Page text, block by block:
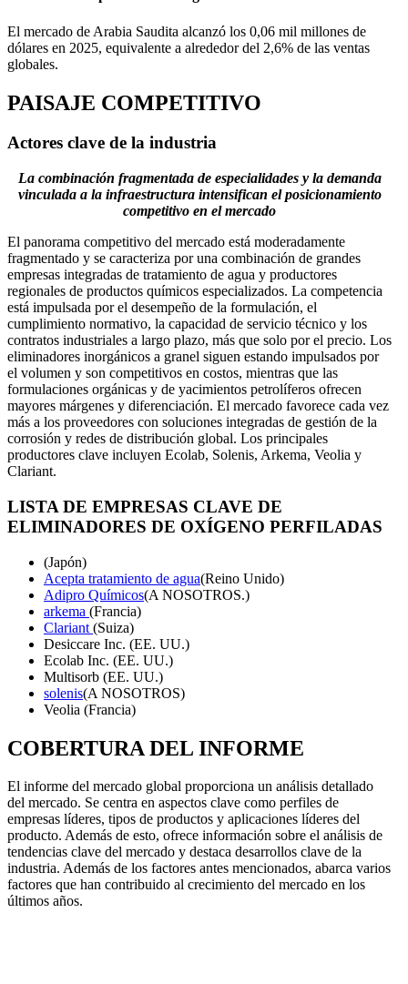
El mercado de Arabia Saudita alcanzó los 0,06 mil millones de
dólares en 2025, equivalente a alrededor del 2,6% de las ventas
globales.
PAISAJE COMPETITIVO
Actores clave de la industria
La combinación fragmentada de especialidades y la demanda
vinculada a la infraestructura intensifican el posicionamiento
competitivo en el mercado
El panorama competitivo del mercado está moderadamente
fragmentado y se caracteriza por una combinación de grandes
empresas integradas de tratamiento de agua y productores
regionales de productos químicos especializados. La competencia
está impulsada por el desempeño de la formulación, el
cumplimiento normativo, la capacidad de servicio técnico y los
contratos industriales a largo plazo, más que solo por el precio. Los
eliminadores inorgánicos a granel siguen estando impulsados ​​por
el volumen y son competitivos en costos, mientras que las
formulaciones orgánicas y de yacimientos petrolíferos ofrecen
mayores márgenes y diferenciación. El mercado favorece cada vez
más a los proveedores con soluciones integradas de gestión de la
corrosión y redes de distribución global. Los principales
productores clave incluyen Ecolab, Solenis, Arkema, Veolia y
Clariant.
LISTA DE EMPRESAS CLAVE DE
ELIMINADORES DE OXÍGENO PERFILADAS
(Japón)
Acepta tratamiento de agua(Reino Unido)
Adipro Químicos(A NOSOTROS.)
arkema (Francia)
Clariant (Suiza)
Desiccare Inc. (EE. UU.)
Ecolab Inc. (EE. UU.)
Multisorb (EE. UU.)
solenis(A NOSOTROS)
Veolia (Francia)
COBERTURA DEL INFORME
El informe del mercado global proporciona un análisis detallado
del mercado. Se centra en aspectos clave como perfiles de
empresas líderes, tipos de productos y aplicaciones líderes del
producto. Además de esto, ofrece información sobre el análisis de
tendencias clave del mercado y destaca desarrollos clave de la
industria. Además de los factores antes mencionados, abarca varios
factores que han contribuido al crecimiento del mercado en los
últimos años.